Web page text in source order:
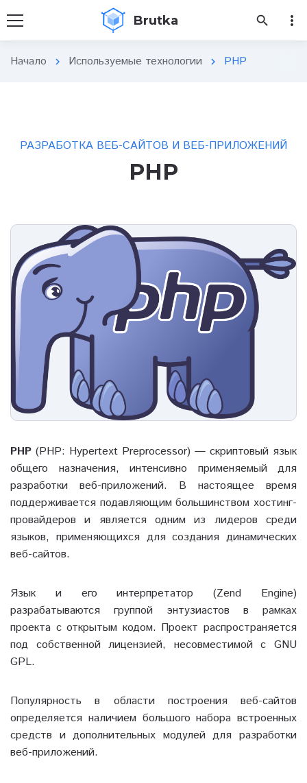
Brutka search more_vert
Начало chevron_right Используемые технологии chevron_right PHP
РАЗРАБОТКА ВЕБ-САЙТОВ И ВЕБ-ПРИЛОЖЕНИЙ
PHP
PHP (PHP: Hypertext Preprocessor) — скриптовый язык
общего назначения, интенсивно применяемый для
разработки веб-приложений. В настоящее время
поддерживается подавляющим большинством хостинг-
провайдеров и является одним из лидеров среди
языков, применяющихся для создания динамических
веб-сайтов.
Язык и его интерпретатор (Zend Engine)
разрабатываются группой энтузиастов в рамках
проекта с открытым кодом. Проект распространяется
под собственной лицензией, несовместимой с GNU
GPL.
Популярность в области построения веб-сайтов
определяется наличием большого набора встроенных
средств и дополнительных модулей для разработки
веб-приложений.